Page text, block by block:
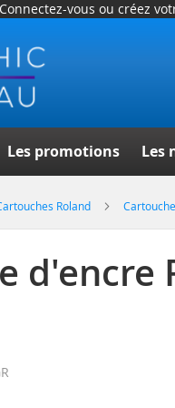
Connectez-vous ou créez
Les promotions Les
Roland
d'encre